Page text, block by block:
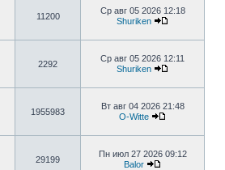
11200
Ср авг 05 2026 12:18
Shuriken
2292
Ср авг 05 2026 12:11
Shuriken
1955983
Вт авг 04 2026 21:48
O-Witte
29199
Пн июл 27 2026 09:12
Balor